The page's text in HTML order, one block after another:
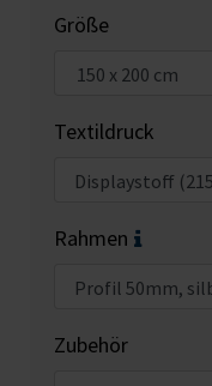
Größe
Textildruck
Rahmen
Zubehör